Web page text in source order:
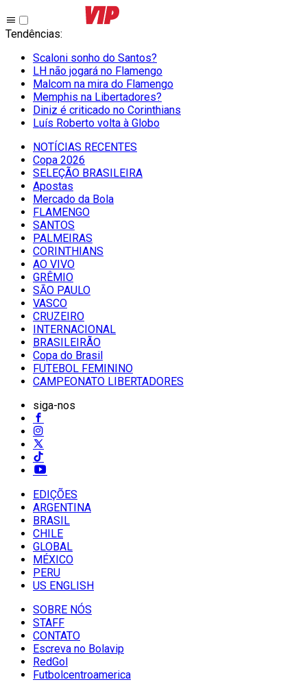
Tendências:
Scaloni sonho do Santos?
LH não jogará no Flamengo
Malcom na mira do Flamengo
Memphis na Libertadores?
Diniz é criticado no Corinthians
Luís Roberto volta à Globo
NOTÍCIAS RECENTES
Copa 2026
SELEÇÃO BRASILEIRA
Apostas
Mercado da Bola
FLAMENGO
SANTOS
PALMEIRAS
CORINTHIANS
AO VIVO
GRÊMIO
SĀO PAULO
VASCO
CRUZEIRO
INTERNACIONAL
BRASILEIRÃO
Copa do Brasil
FUTEBOL FEMININO
CAMPEONATO LIBERTADORES
siga-nos
EDIÇÕES
ARGENTINA
BRASIL
CHILE
GLOBAL
MÉXICO
PERU
US ENGLISH
SOBRE NÓS
STAFF
CONTATO
Escreva no Bolavip
RedGol
Futbolcentroamerica